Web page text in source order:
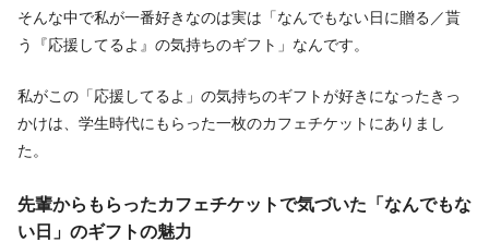
そんな中で私が一番好きなのは実は「なんでもない日に贈る／貰
う『応援してるよ』の気持ちのギフト」なんです。
私がこの「応援してるよ」の気持ちのギフトが好きになったきっ
かけは、学生時代にもらった一枚のカフェチケットにありまし
た。
先輩からもらったカフェチケットで気づいた「なんでもな
い日」のギフトの魅力